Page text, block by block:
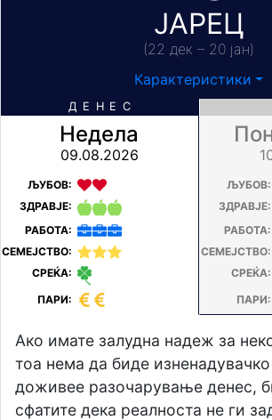
ЈАРЕЦ
(22 дек – 20 јан)
Карактеристики
ДЕНЕС
Недела
09.08.2026
ЉУБОВ:
ЗДРАВЈЕ:
РАБОТА:
СЕМЕЈСТВО:
СРЕЌА:
ПАРИ:
ЉУБОВ:
ЗДРАВЈЕ:
РАБОТА:
СЕМЕЈСТВО:
СРЕЌА:
ПАРИ:
Ако имате залудна надеж за
тоа нема да биде
доживее разочарување денес,
сфатите дека реалноста не ги